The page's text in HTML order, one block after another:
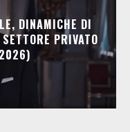
DINAMICHE DI
PRIVATO